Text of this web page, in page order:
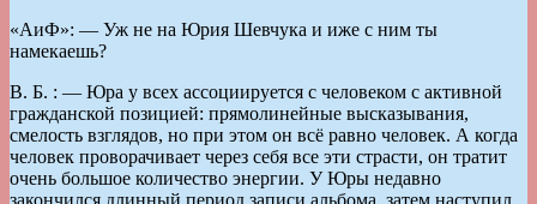
«АиФ»: — Уж не на Юрия Шевчука и иже с ним ты
намекаешь?
В. Б. : — Юра у всех ассоциируется с человеком с активной
гражданской позицией: прямолинейные высказывания,
смелость взглядов, но при этом он всё равно человек. А когда
человек проворачивает через себя все эти страсти, он тратит
очень большое количество энергии. У Юры недавно
закончился длинный период записи альбома, затем наступил